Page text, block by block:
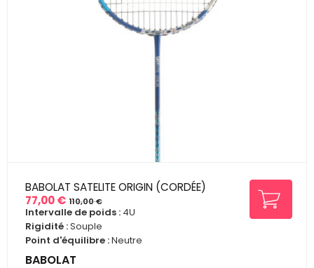
BABOLAT SATELITE ORIGIN (CORDÉE)
Prix
77,00 €
Prix
de
base
110,00 €
Intervalle de poids : 4U
Rigidité :Souple
Point d'équilibre :Neutre
BABOLAT